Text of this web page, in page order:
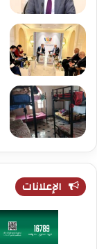
الإعلانات